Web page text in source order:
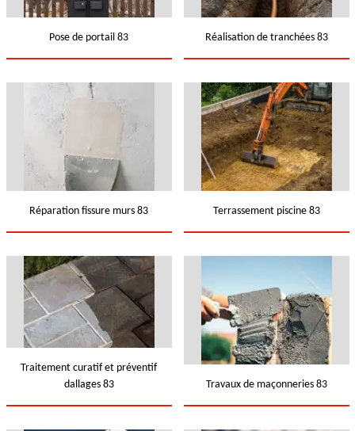
Pose de portail 83 Réalisation de tranchées 83
Réparation fissure murs 83 Terrassement piscine 83
Traitement curatif et préventif
dallages 83
Travaux de maçonneries 83